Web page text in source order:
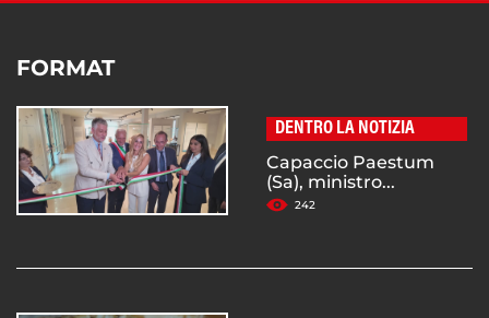
FORMAT
DENTRO LA NOTIZIA
Capaccio Paestum
(Sa), ministro...
242